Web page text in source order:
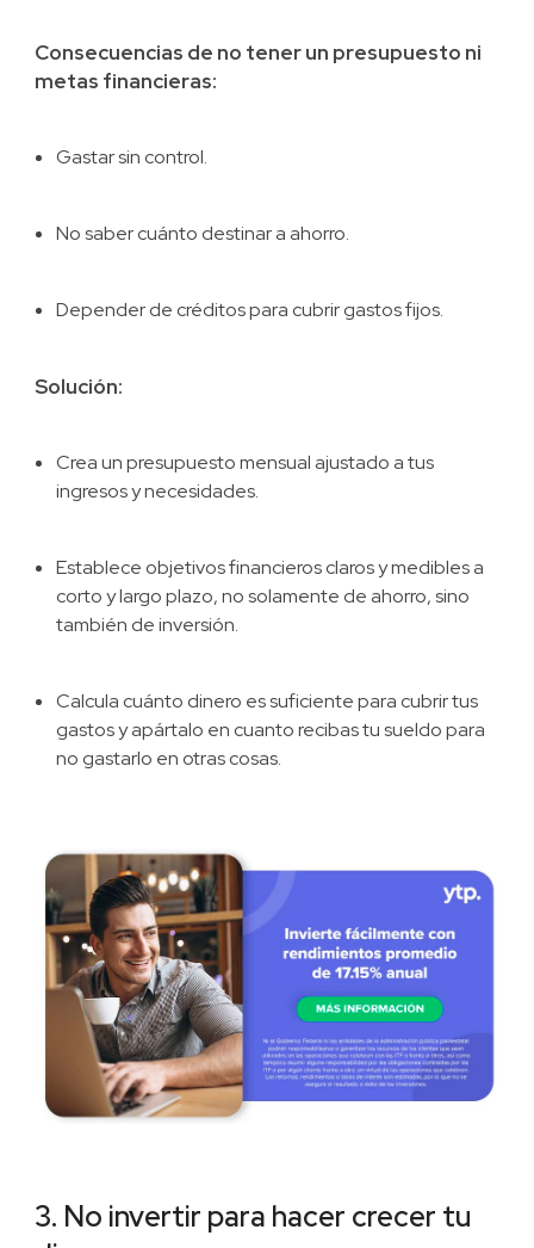
Consecuencias de no tener un presupuesto ni
metas financieras:
Gastar sin control.
No saber cuánto destinar a ahorro.
Depender de créditos para cubrir gastos fijos.
Solución:
Crea un presupuesto mensual ajustado a tus
ingresos y necesidades.
Establece objetivos financieros claros y medibles a
corto y largo plazo, no solamente de ahorro, sino
también de inversión.
Calcula cuánto dinero es suficiente para cubrir tus
gastos y apártalo en cuanto recibas tu sueldo para
no gastarlo en otras cosas.
3. No invertir para hacer crecer tu